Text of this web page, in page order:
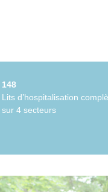
148
Lits d’hospitalisation
sur 4 secteurs